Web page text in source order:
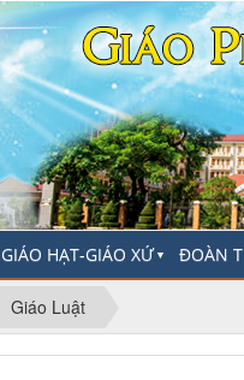
GIÁO HẠT-GIÁO XỨ▼ ĐOÀN
Giáo Luật